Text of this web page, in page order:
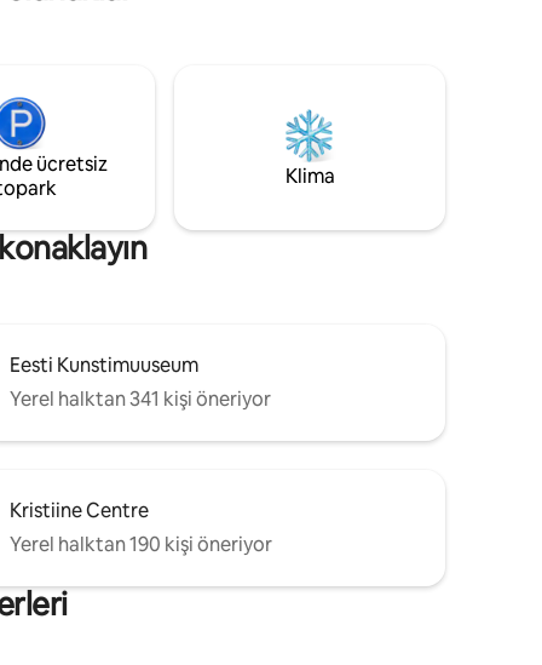
ücretsiz
Klima
Eesti Kunstimuuseum
Yerel halktan 341 kişi öneriyor
Kristiine Centre
Yerel halktan 190 kişi öneriyor